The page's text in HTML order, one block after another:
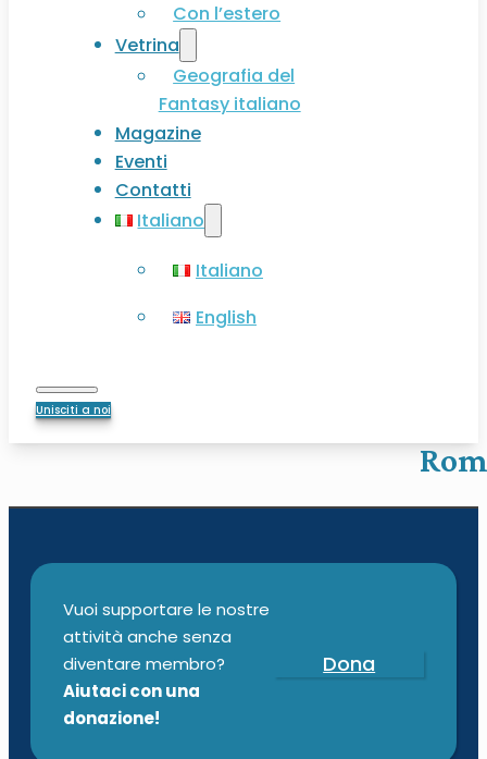
Con l’estero
Vetrina
Geografia del
Fantasy italiano
Magazine
Eventi
Contatti
Italiano
Italiano
English
Unisciti a noi
Vuoi supportare le nostre
attività anche senza
diventare membro?
Aiutaci con una
donazione!
Dona